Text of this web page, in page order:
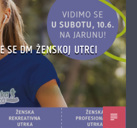
SE DM ŽENSKOJ UTRCI